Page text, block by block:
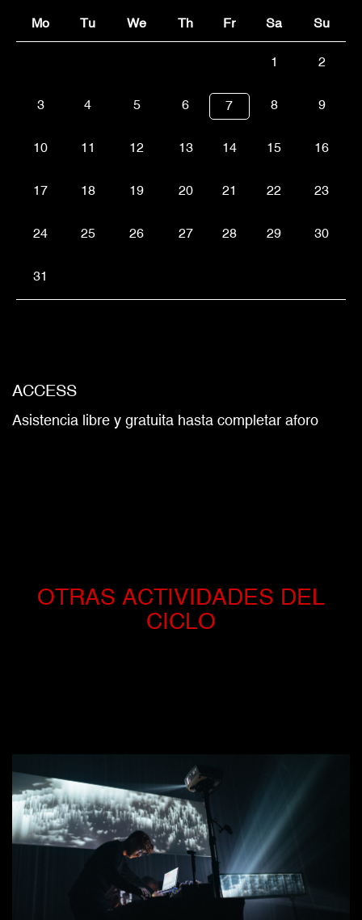
Mo Tu We Th Fr Sa Su
1 2
3 4 5 6 7 8 9
10 11 12 13 14 15 16
17 18 19 20 21 22 23
24 25 26 27 28 29 30
31
ACCESS
Asistencia libre y gratuita hasta completar aforo
OTRAS ACTIVIDADES DEL
CICLO